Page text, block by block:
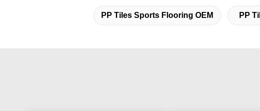
PP Tiles Sports Flooring OEM